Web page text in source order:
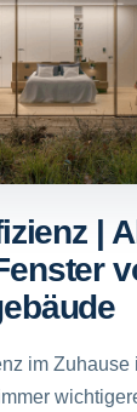
|
im Zuhause